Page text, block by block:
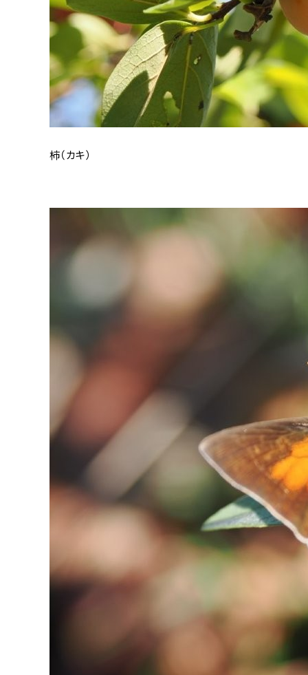
柿（カキ）